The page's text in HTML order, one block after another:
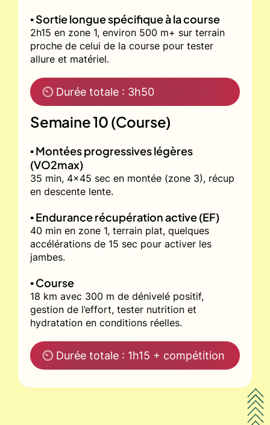
▪️ Sortie longue spécifique à la course
2h15 en zone 1, environ 500 m+ sur terrain
proche de celui de la course pour tester
allure et matériel.
⏲ Durée totale : 3h50
Semaine 10 (Course)
▪️ Montées progressives légères
(VO2max)
35 min, 4x45 sec en montée (zone 3), récup
en descente lente.
▪️ Endurance récupération active (EF)
40 min en zone 1, terrain plat, quelques
accélérations de 15 sec pour activer les
jambes.
▪️ Course
18 km avec 300 m de dénivelé positif,
gestion de l’effort, tester nutrition et
hydratation en conditions réelles.
⏲ Durée totale : 1h15 + compétition